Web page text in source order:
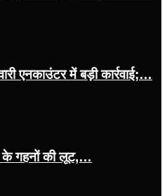
एनकाउंटर में बड़ी कार्रवाई;…
के गहनों की लूट,…